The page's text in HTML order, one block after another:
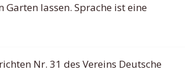
lassen. Sprache ist eine
Nr. 31 des Vereins Deutsche